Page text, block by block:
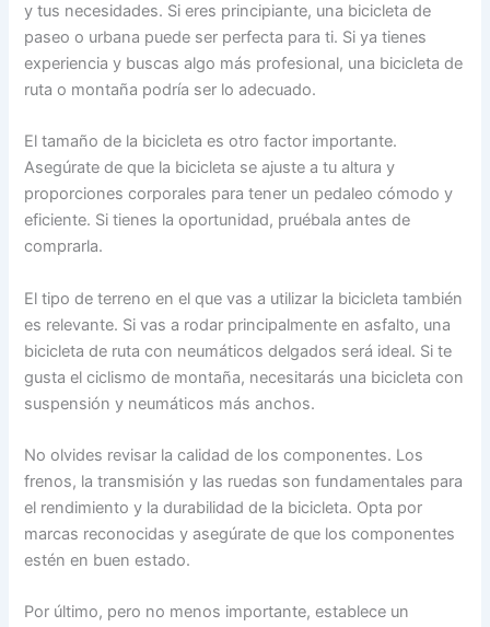
y tus necesidades. Si eres principiante, una bicicleta de
paseo o urbana puede ser perfecta para ti. Si ya tienes
experiencia y buscas algo más profesional, una bicicleta de
ruta o montaña podría ser lo adecuado.
El tamaño de la bicicleta es otro factor importante.
Asegúrate de que la bicicleta se ajuste a tu altura y
proporciones corporales para tener un pedaleo cómodo y
eficiente. Si tienes la oportunidad, pruébala antes de
comprarla.
El tipo de terreno en el que vas a utilizar la bicicleta también
es relevante. Si vas a rodar principalmente en asfalto, una
bicicleta de ruta con neumáticos delgados será ideal. Si te
gusta el ciclismo de montaña, necesitarás una bicicleta con
suspensión y neumáticos más anchos.
No olvides revisar la calidad de los componentes. Los
frenos, la transmisión y las ruedas son fundamentales para
el rendimiento y la durabilidad de la bicicleta. Opta por
marcas reconocidas y asegúrate de que los componentes
estén en buen estado.
Por último, pero no menos importante, establece un